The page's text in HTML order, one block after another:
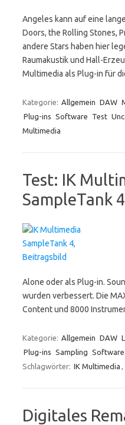
Angeles kann auf eine
Doors, the Rolling Stones,
andere Stars haben hier
Raumakustik und Hall-
Multimedia als Plug-in für
Kategorie: Allgemein DAW
Plug-ins Software Test
Multimedia
Test: IK
SampleTank 4
Alone oder als Plug-in.
wurden verbessert. Die
Content und 8000
Kategorie: Allgemein DAW
Plug-ins Sampling Software
Schlagwörter: IK Multimedia ,
Digitales